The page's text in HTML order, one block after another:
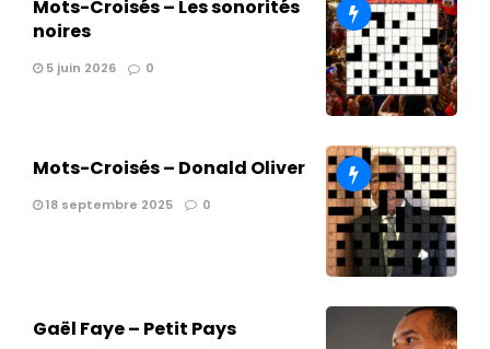
Mots-Croisés – Les sonorités
noires
5 juin 2026 0
Mots-Croisés – Donald Oliver
18 septembre 2025 0
Gaël Faye – Petit Pays